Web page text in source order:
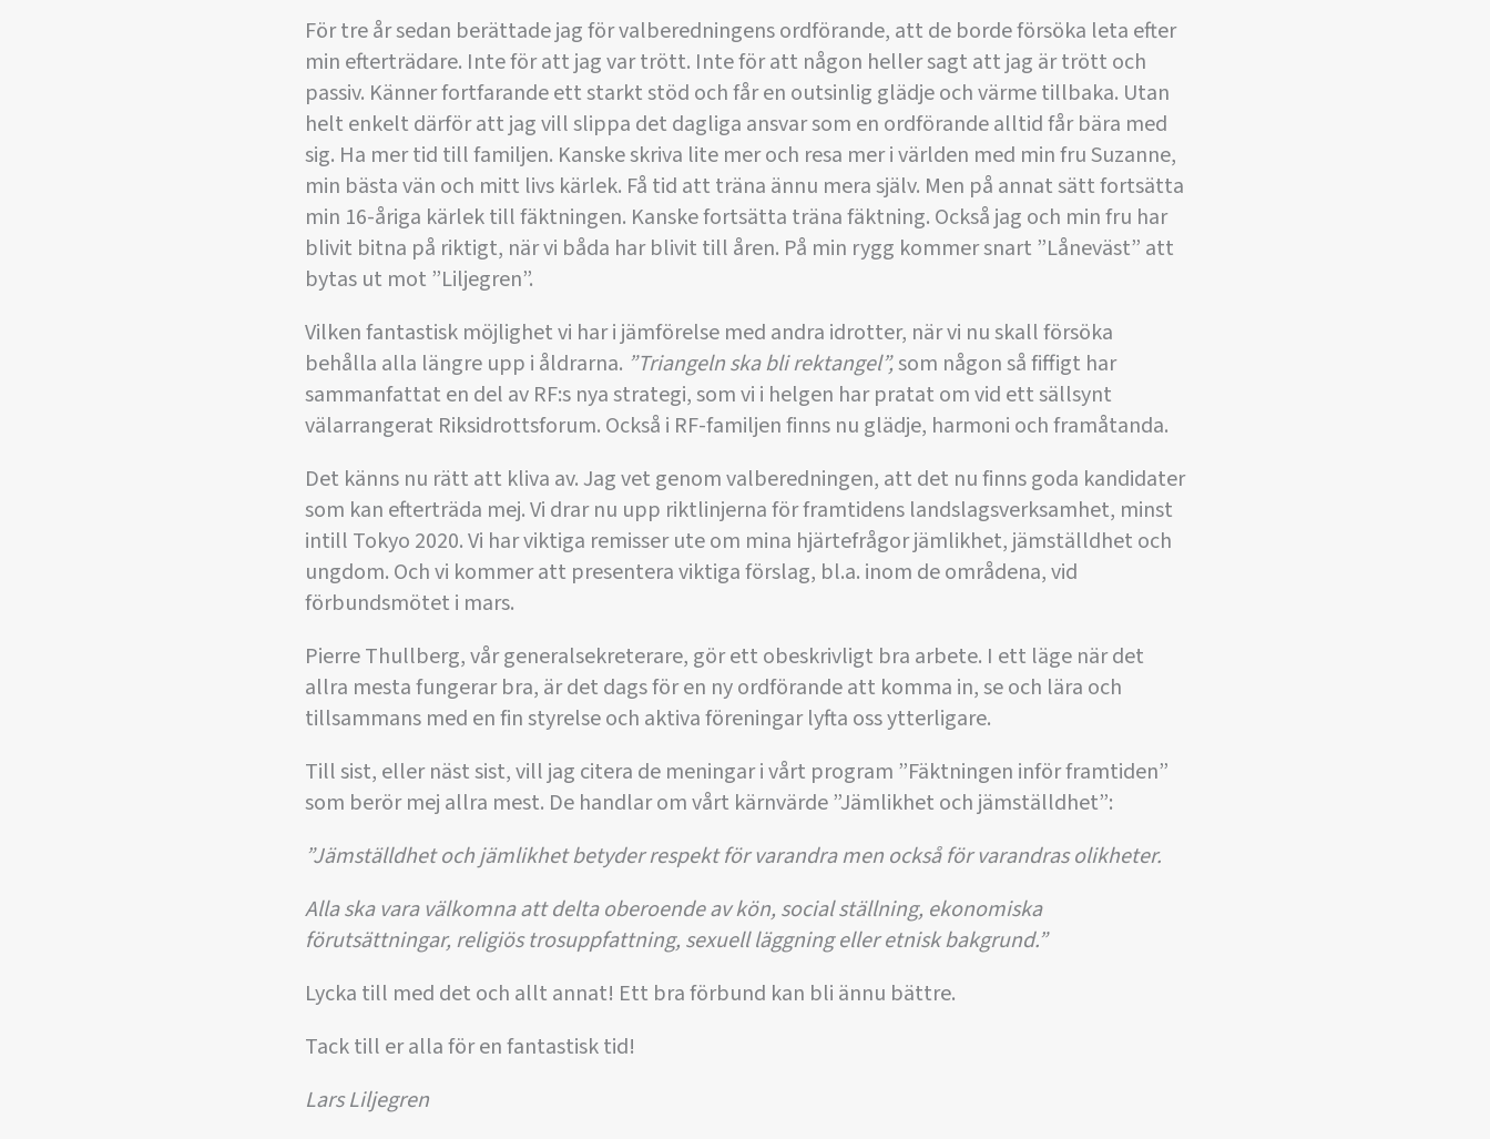
För tre år sedan berättade jag för valberedningens ordförande, att de borde försöka leta efter
min efterträdare. Inte för att jag var trött. Inte för att någon heller sagt att jag är trött och
passiv. Känner fortfarande ett starkt stöd och får en outsinlig glädje och värme tillbaka. Utan
helt enkelt därför att jag vill slippa det dagliga ansvar som en ordförande alltid får bära med
sig. Ha mer tid till familjen. Kanske skriva lite mer och resa mer i världen med min fru Suzanne,
min bästa vän och mitt livs kärlek. Få tid att träna ännu mera själv. Men på annat sätt fortsätta
min 16-åriga kärlek till fäktningen. Kanske fortsätta träna fäktning. Också jag och min fru har
blivit bitna på riktigt, när vi båda har blivit till åren. På min rygg kommer snart ”Låneväst” att
bytas ut mot ”Liljegren”.
Vilken fantastisk möjlighet vi har i jämförelse med andra idrotter, när vi nu skall försöka
behålla alla längre upp i åldrarna. ”Triangeln ska bli rektangel”,som någon så fiffigt har
sammanfattat en del av RF:s nya strategi, som vi i helgen har pratat om vid ett sällsynt
välarrangerat Riksidrottsforum. Också i RF-familjen finns nu glädje, harmoni och framåtanda.
Det känns nu rätt att kliva av. Jag vet genom valberedningen, att det nu finns goda kandidater
som kan efterträda mej. Vi drar nu upp riktlinjerna för framtidens landslagsverksamhet, minst
intill Tokyo 2020. Vi har viktiga remisser ute om mina hjärtefrågor jämlikhet, jämställdhet och
ungdom. Och vi kommer att presentera viktiga förslag, bl.a. inom de områdena, vid
förbundsmötet i mars.
Pierre Thullberg, vår generalsekreterare, gör ett obeskrivligt bra arbete. I ett läge när det
allra mesta fungerar bra, är det dags för en ny ordförande att komma in, se och lära och
tillsammans med en fin styrelse och aktiva föreningar lyfta oss ytterligare.
Till sist, eller näst sist, vill jag citera de meningar i vårt program ”Fäktningen inför framtiden”
som berör mej allra mest. De handlar om vårt kärnvärde ”Jämlikhet och jämställdhet”:
”Jämställdhet och jämlikhet betyder respekt för varandra men också för varandras olikheter.
Alla ska vara välkomna att delta oberoende av kön, social ställning, ekonomiska
förutsättningar, religiös trosuppfattning, sexuell läggning eller etnisk bakgrund.”
Lycka till med det och allt annat! Ett bra förbund kan bli ännu bättre.
Tack till er alla för en fantastisk tid!
Lars Liljegren